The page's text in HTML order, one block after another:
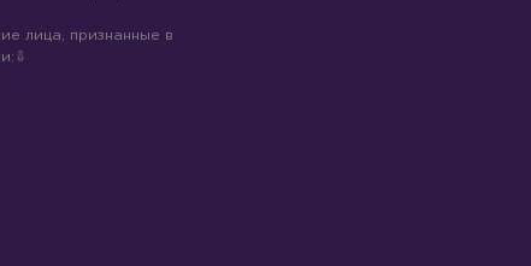
лица, признанные в